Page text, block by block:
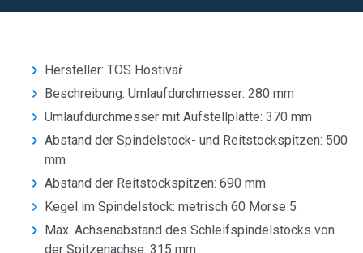
Hersteller: TOS Hostivař
Beschreibung: Umlaufdurchmesser: 280 mm
Umlaufdurchmesser mit Aufstellplatte: 370 mm
Abstand der Spindelstock- und Reitstockspitzen: 500
mm
Abstand der Reitstockspitzen: 690 mm
Kegel im Spindelstock: metrisch 60 Morse 5
Max. Achsenabstand des Schleifspindelstocks von
der Spitzenachse: 315 mm